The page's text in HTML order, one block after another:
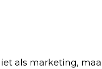
als marketing,